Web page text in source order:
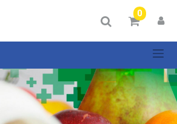
0